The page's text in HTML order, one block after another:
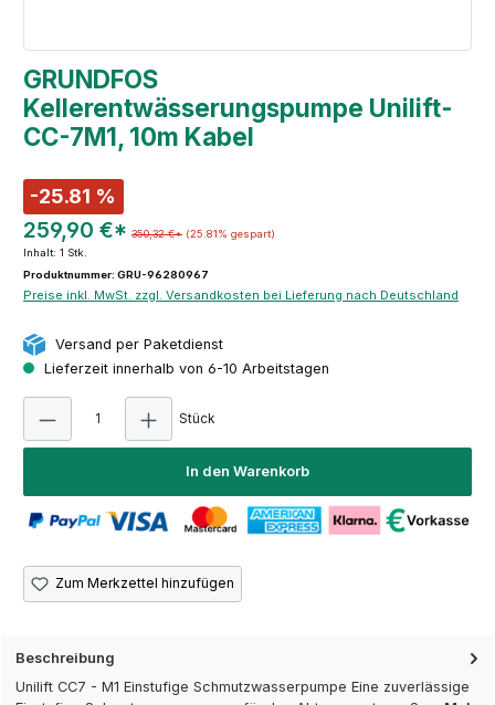
GRUNDFOS
Kellerentwässerungspumpe Unilift-
CC-7M1, 10m Kabel
-25.81 %
259,90 €* 350,32 €* (25.81% gespart)
Inhalt: 1 Stk.
Produktnummer: GRU-96280967
Preise inkl. MwSt. zzgl. Versandkosten bei Lieferung nach Deutschland
Versand per Paketdienst
Lieferzeit innerhalb von 6-10 Arbeitstagen
Stück
In den Warenkorb
Zum Merkzettel hinzufügen
Beschreibung
Unilift CC7 - M1 Einstufige Schmutzwasserpumpe Eine zuverlässige